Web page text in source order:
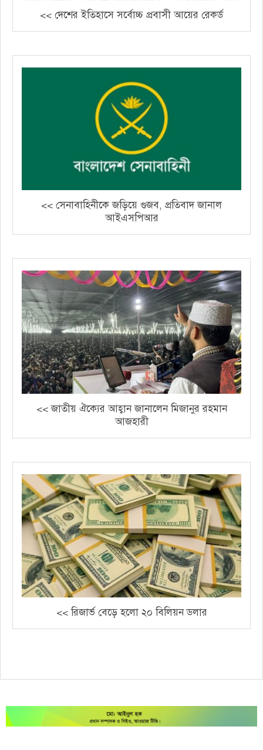
<< দেশের ইতিহাসে সর্বোচ্চ প্রবাসী আয়ের রেকর্ড
<< সেনাবাহিনীকে জড়িয়ে গুজব, প্রতিবাদ জানাল
আইএসপিআর
<< জাতীয় ঐক্যের আহ্বান জানালেন মিজানুর রহমান
আজহারী
<< রিজার্ভ বেড়ে হলো ২০ বিলিয়ন ডলার